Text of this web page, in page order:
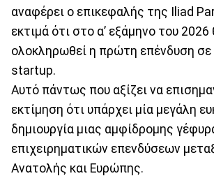
αναφέρει ο επικεφαλής της Iliad
εκτιμά ότι στο α’ εξάμηνο του 2026
ολοκληρωθεί η πρώτη επένδυση σε
startup.
Αυτό πάντως που αξίζει να
εκτίμηση ότι υπάρχει μία μεγάλη
δημιουργία μιας αμφίδρομης
επιχειρηματικών επενδύσεων
Ανατολής και Ευρώπης.